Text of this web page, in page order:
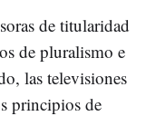
de titularidad
de pluralismo e
las televisiones
principios de